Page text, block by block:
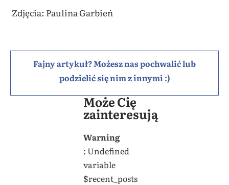
Zdjęcia: Paulina Garbień
Fajny artykuł? Możesz nas pochwalić lub
podzielić się nim z innymi :)
Może Cię
zainteresują
Warning
: Undefined
variable
$recent_posts